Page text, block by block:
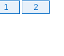
1 2